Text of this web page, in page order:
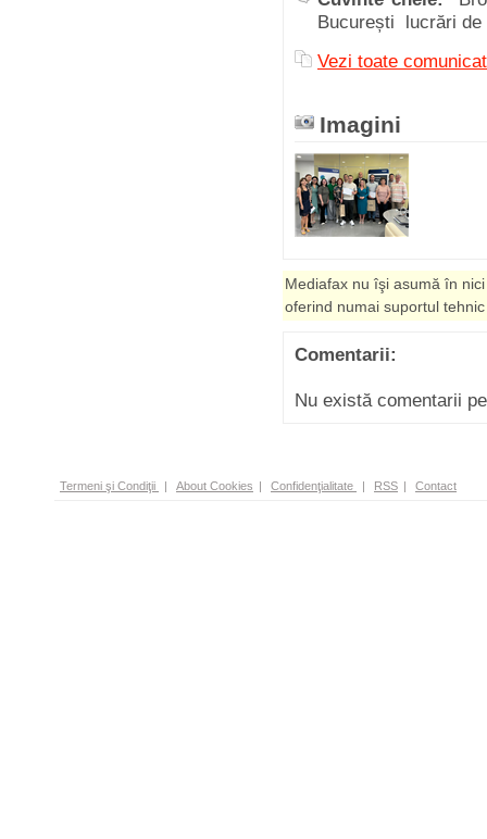
București lucrări
Vezi toate
Imagini
Mediafax nu îşi asumă în
oferind numai suportul
Comentarii:
Nu există comentarii
Termeni şi Condiţii | About Cookies | Confidenţialitate | RSS | Contact